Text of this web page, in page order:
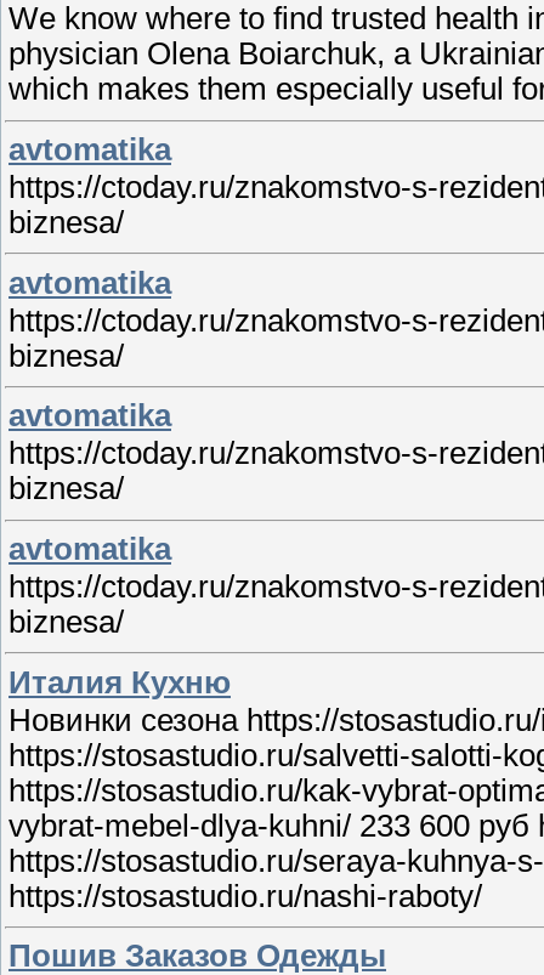
We know where to find trusted health
physician Olena Boiarchuk, a
which makes them especially useful
avtomatika
https://ctoday.ru/znakomstvo-s-
biznesa/
avtomatika
https://ctoday.ru/znakomstvo-s-
biznesa/
avtomatika
https://ctoday.ru/znakomstvo-s-
biznesa/
avtomatika
https://ctoday.ru/znakomstvo-s-
biznesa/
Италия Кухню
Новинки сезона https://
https://stosastudio.ru/salvetti-salotti-
https://stosastudio.ru/kak-vybrat-
vybrat-mebel-dlya-kuhni/ 233 600
https://stosastudio.ru/seraya-kuhnya-
https://stosastudio.ru/nashi-raboty/
Пошив Заказов Одежды